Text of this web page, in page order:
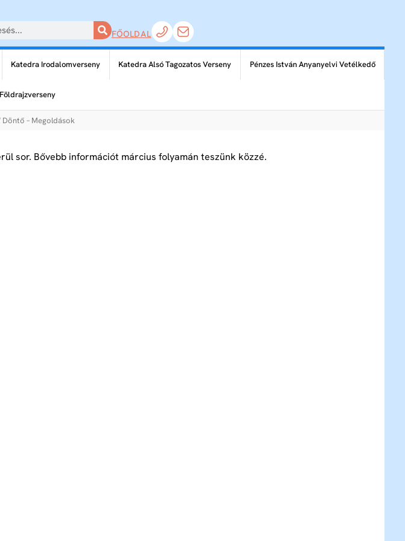
FŐOLDAL
Katedra Irodalomverseny Katedra Alsó Tagozatos Verseny Pénzes István Anyanyelvi Vetélkedő
– Megoldások
sor. Bővebb információt március folyamán teszünk közzé.